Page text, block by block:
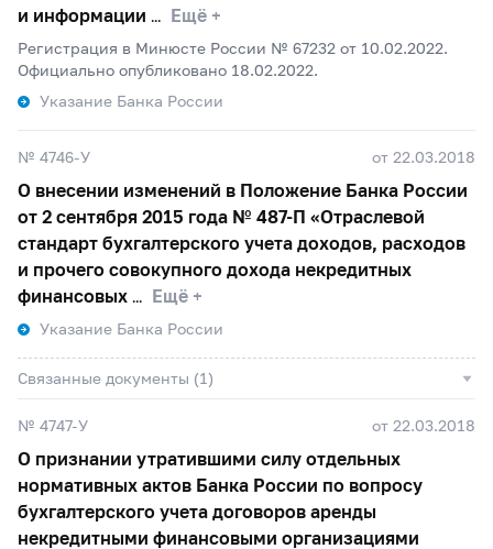
и информации
Ещё +
Регистрация в Минюсте России № 67232 от 10.02.2022.
Официально опубликовано 18.02.2022.
Указание Банка России
№ 4746-У от 22.03.2018
О внесении изменений в Положение Банка России
от 2 сентября 2015 года № 487-П «Отраслевой
стандарт бухгалтерского учета доходов, расходов
и прочего совокупного дохода некредитных
финансовых
Ещё +
Указание Банка России
Связанные документы (1)
№ 4747-У от 22.03.2018
О признании утратившими силу отдельных
нормативных актов Банка России по вопросу
бухгалтерского учета договоров аренды
некредитными финансовыми организациями